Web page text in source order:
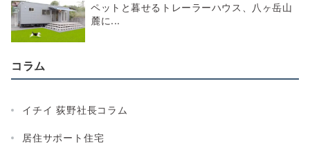
ペットと暮せるトレーラーハウス、八ヶ岳山
麓に...
コラム
イチイ 荻野社長コラム
居住サポート住宅